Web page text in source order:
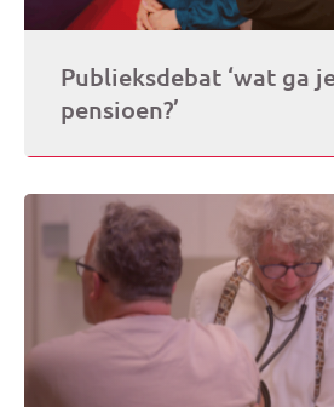
Publieksdebat ‘wat ga
pensioen?’